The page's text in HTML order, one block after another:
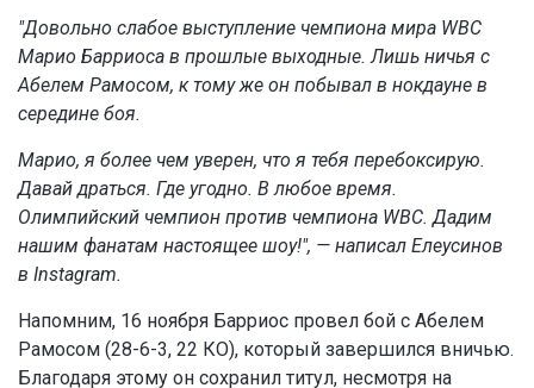
"Довольно слабое выступление чемпиона мира WBC
Марио Барриоса в прошлые выходные. Лишь ничья с
Абелем Рамосом, к тому же он побывал в нокдауне в
середине боя.
Марио, я более чем уверен, что я тебя перебоксирую.
Давай драться. Где угодно. В любое время.
Олимпийский чемпион против чемпиона WBC. Дадим
нашим фанатам настоящее шоу!", — написал Елеусинов
в Instagram.
Напомним, 16 ноября Барриос провел бой с Абелем
Рамосом (28-6-3, 22 КО), который завершился вничью.
Благодаря этому он сохранил титул, несмотря на